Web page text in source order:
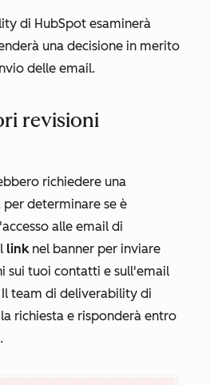
di HubSpot esaminerà
una decisione in merito
delle email.
revisioni
richiedere una
determinare se è
alle email di
linknel banner per inviare
sui tuoi contatti e sull'email
team di deliverability di
richiesta e risponderà entro